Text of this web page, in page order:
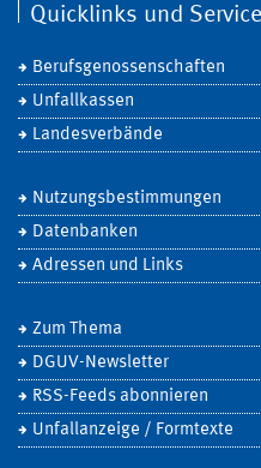
Quicklinks und
Berufsgenossenschaften
Unfallkassen
Landesverbände
Nutzungsbestimmungen
Datenbanken
Adressen und Links
Zum Thema
DGUV-Newsletter
RSS-Feeds abonnieren
Unfallanzeige / Formtexte